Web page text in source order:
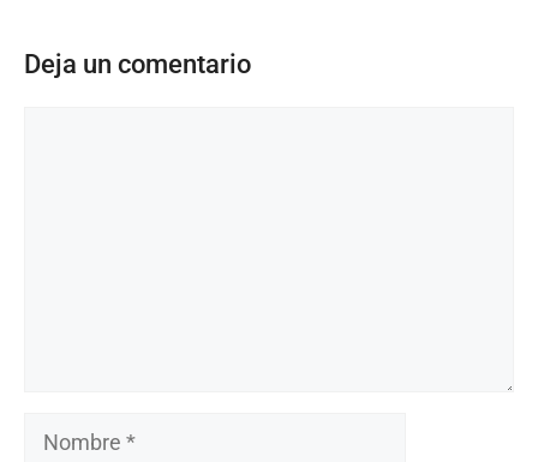
Deja un comentario
Nombre